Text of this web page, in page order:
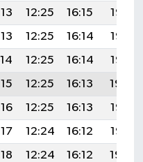
12:25 16:15
19:28
12:25 16:14
19:26
12:25 16:14
19:25
12:25 16:13
19:24
12:25 16:13
19:23
12:24 16:12
19:22
12:24 16:12
19:20